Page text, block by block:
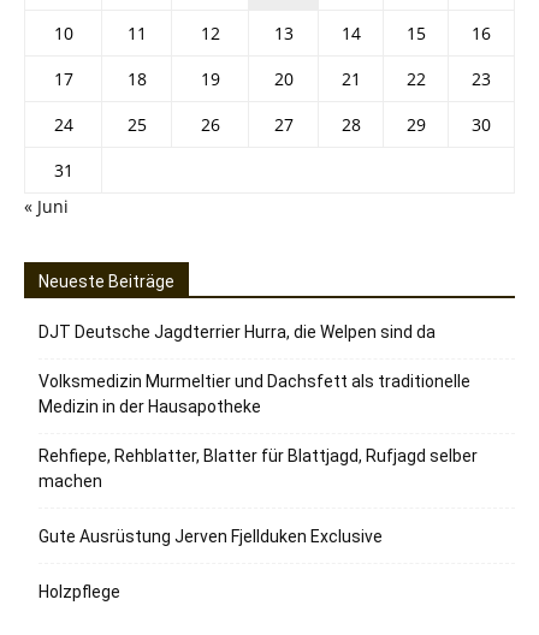
10
11 12 13 14 15
16
17
18 19 20 21 22
23
24
25 26 27 28 29
30
31
« Juni
Neueste Beiträge
DJT Deutsche Jagdterrier Hurra, die Welpen sind da
Volksmedizin Murmeltier und Dachsfett als traditionelle
Medizin in der Hausapotheke
Rehfiepe, Rehblatter, Blatter für Blattjagd, Rufjagd selber
machen
Gute Ausrüstung Jerven Fjellduken Exclusive
Holzpflege